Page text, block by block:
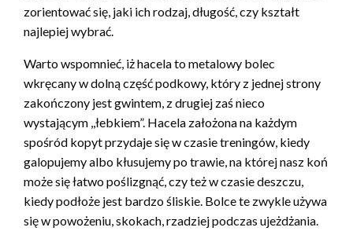
zorientować się, jaki ich rodzaj, długość, czy kształt
najlepiej wybrać.
Warto wspomnieć, iż hacela to metalowy bolec
wkręcany w dolną część podkowy, który z jednej strony
zakończony jest gwintem, z drugiej zaś nieco
wystającym ,,łebkiem”. Hacela założona na każdym
spośród kopyt przydaje się w czasie treningów, kiedy
galopujemy albo kłusujemy po trawie, na której nasz koń
może się łatwo poślizgnąć, czy też w czasie deszczu,
kiedy podłoże jest bardzo śliskie. Bolce te zwykle używa
się w powożeniu, skokach, rzadziej podczas ujeżdżania.